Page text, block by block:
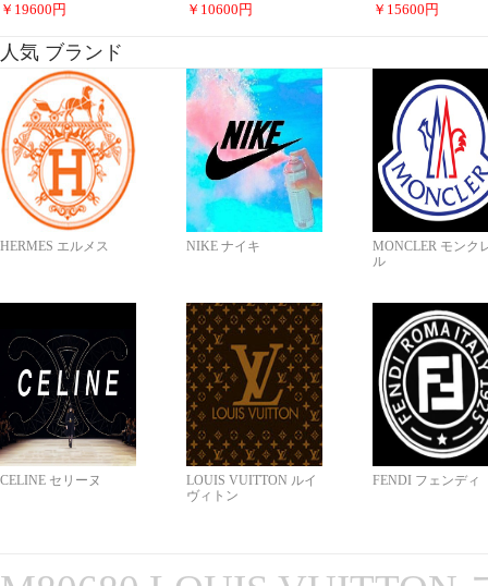
￥ 19600 円 ￥ 10600 円 ￥ 15600 円
人気 ブランド
HERMES エルメス NIKE ナイキ
MONCLER モンク
ル
CELINE セリーヌ
LOUIS VUITTON ルイ
ヴィトン
FENDI フェンディ